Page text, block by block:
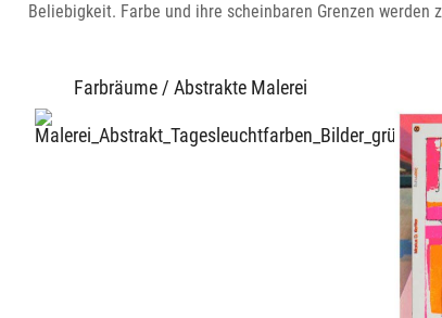
Beliebigkeit. Farbe und ihre scheinbaren Grenzen
Farbräume / Abstrakte Malerei